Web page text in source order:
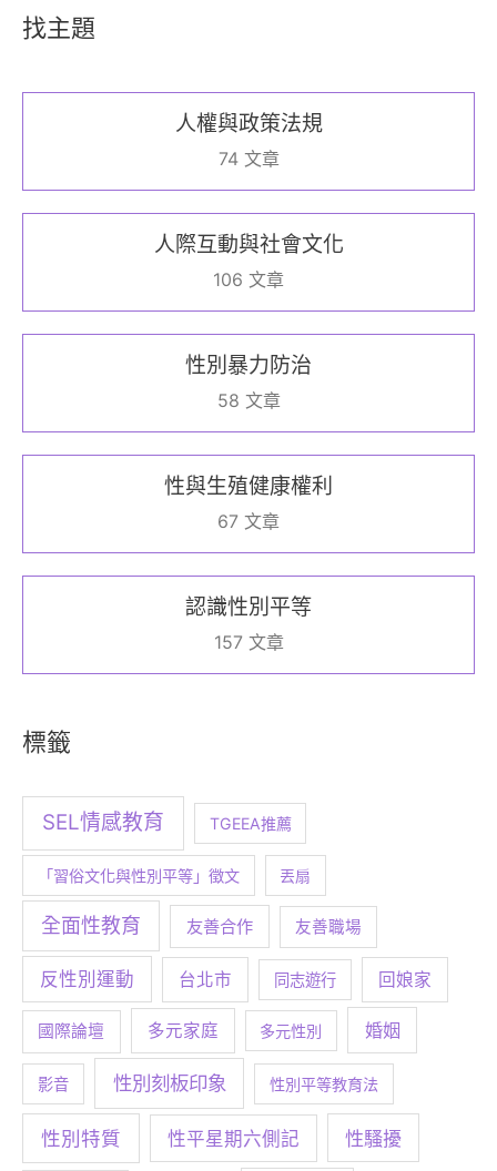
找主題
人權與政策法規
74 文章
人際互動與社會文化
106 文章
性別暴力防治
58 文章
性與生殖健康權利
67 文章
認識性別平等
157 文章
標籤
SEL情感教育 TGEEA推薦
「習俗文化與性別平等」徵文 丟扇
全面性教育 友善合作 友善職場
反性別運動 台北市 同志遊行 回娘家
國際論壇 多元家庭 多元性別 婚姻
影音 性別刻板印象 性別平等教育法
性別特質 性平星期六側記 性騷擾